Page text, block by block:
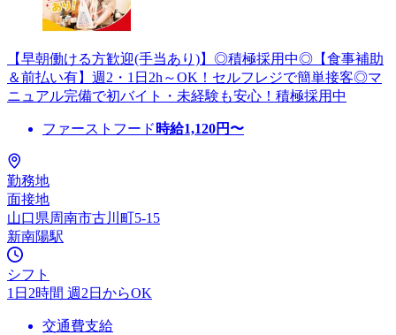
【早朝働ける方歓迎(手当あり)】◎積極採用中◎【食事補助
＆前払い有】週2・1日2h～OK！セルフレジで簡単接客◎マ
ニュアル完備で初バイト・未経験も安心！積極採用中
ファーストフード 時給1,120円〜
勤務地
面接地
山口県周南市古川町5-15
新南陽駅
シフト
1日2時間 週2日からOK
交通費支給